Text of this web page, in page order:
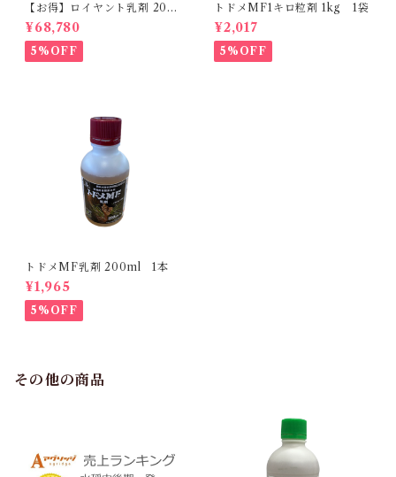
【お得】ロイヤント乳剤 200
ml 【1箱】20本入
¥68,780
5%OFF
トドメMF1キロ粒剤 1kg 1袋
¥2,017
5%OFF
トドメMF乳剤 200ml 1本
¥1,965
5%OFF
その他の商品